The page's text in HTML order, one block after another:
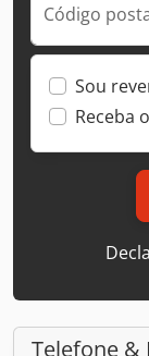
Código
Sou
Receba
Telefone &